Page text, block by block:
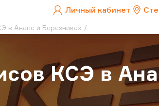
Личный кабинет
в Анапе и Березниках
КСЭ в